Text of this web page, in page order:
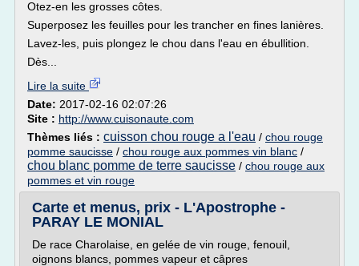
Otez-en les grosses côtes.
Superposez les feuilles pour les trancher en fines lanières.
Lavez-les, puis plongez le chou dans l'eau en ébullition.
Dès...
Lire la suite
Date: 2017-02-16 02:07:26
Site : http://www.cuisonaute.com
Thèmes liés : cuisson chou rouge a l'eau / chou rouge
pomme saucisse / chou rouge aux pommes vin blanc /
chou blanc pomme de terre saucisse / chou rouge aux
pommes et vin rouge
Carte et menus, prix - L'Apostrophe -
PARAY LE MONIAL
De race Charolaise, en gelée de vin rouge, fenouil,
oignons blancs, pommes vapeur et câpres